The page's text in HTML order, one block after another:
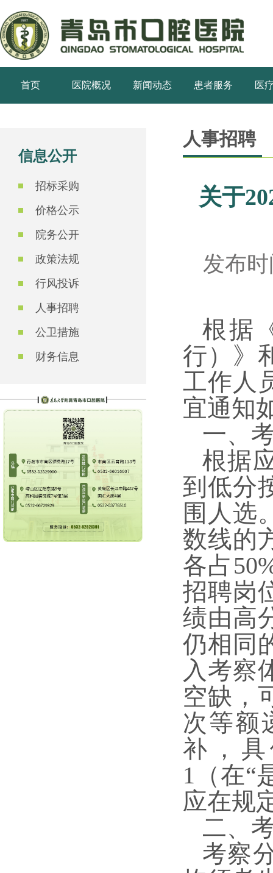
首页 医院概况 新闻动态 患者服务 医
信息公开
招标采购
价格公示
院务公开
政策法规
行风投诉
人事招聘
公卫措施
财务信息
人事招聘
关于
发布
根据
行）》
工作人
宜通知
一、
根据
到低分
围人选
数线的
各占
招聘岗
绩由高
仍相同
入考察
空缺，
次等额
补，
1（在“
应在规
二、
考察